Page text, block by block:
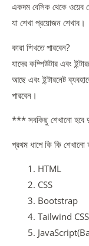
একদম বেসিক থেকে ওয়েব
যা শেখা প্রয়োজন শেখাব।
কারা শিখতে পারবেন?
যাদের কম্পিউটার এবং
আছে এবং ইন্টারনেট
পারবেন।
*** সবকিছু শেখানো হবে
প্রথম ধাপে কি কি শেখানো
HTML
CSS
Bootstrap
Tailwind CSS